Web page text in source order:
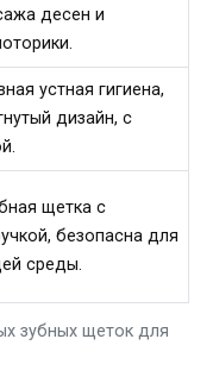
зубных щеток для
десен и
устная гигиена,
дизайн, с
щетка с
безопасна для
среды.